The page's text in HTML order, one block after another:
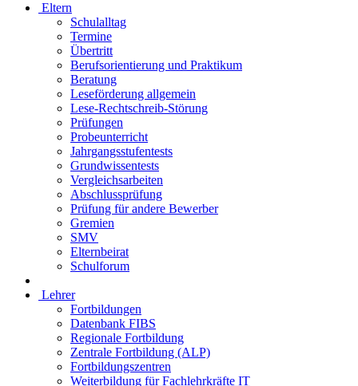
Eltern
Schulalltag
Termine
Übertritt
Berufsorientierung und Praktikum
Beratung
Leseförderung allgemein
Lese-Rechtschreib-Störung
Prüfungen
Probeunterricht
Jahrgangsstufentests
Grundwissentests
Vergleichsarbeiten
Abschlussprüfung
Prüfung für andere Bewerber
Gremien
SMV
Elternbeirat
Schulforum
Lehrer
Fortbildungen
Datenbank FIBS
Regionale Fortbildung
Zentrale Fortbildung (ALP)
Fortbildungszentren
Weiterbildung für Fachlehrkräfte IT